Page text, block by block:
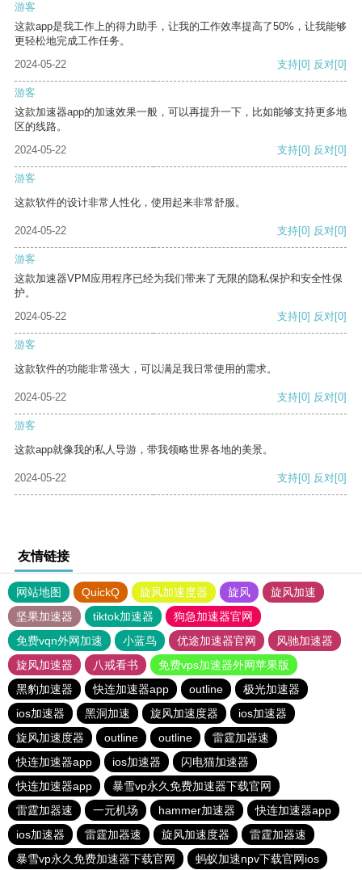
游客
这款app是我工作上的得力助手，让我的工作效率提高了50%，让我能够
更轻松地完成工作任务。
2024-05-22
支持[0] 反对[0]
游客
这款加速器app的加速效果一般，可以再提升一下，比如能够支持更多地
区的线路。
2024-05-22
支持[0] 反对[0]
游客
这款软件的设计非常人性化，使用起来非常舒服。
2024-05-22 支持[0] 反对[0]
游客
这款加速器VPM应用程序已经为我们带来了无限的隐私保护和安全性保
护。
2024-05-22
支持[0] 反对[0]
游客
这款软件的功能非常强大，可以满足我日常使用的需求。
2024-05-22 支持[0] 反对[0]
游客
这款app就像我的私人导游，带我领略世界各地的美景。
2024-05-22 支持[0] 反对[0]
友情链接
网站地图 QuickQ 旋风加速度器 旋风
旋风加速
坚果加速器
tiktok加速器
狗急加速器官网
免费vqn外网加速
小蓝鸟 优途加速器官网
风驰加速器
旋风加速器
八戒看书
免费vps加速器外网苹果版
黑豹加速器
快连加速器app outline
极光加速器
ios加速器
黑洞加速 旋风加速度器
ios加速器
旋风加速度器
outline outline
雷霆加器速
快连加速器app
ios加速器
闪电猫加速器
快连加速器app
暴雪vp永久免费加速器下载官网
雷霆加器速
一元机场 hammer加速器
快连加速器app
ios加速器
雷霆加器速 旋风加速度器
雷霆加器速
暴雪vp永久免费加速器下载官网
蚂蚁加速npv下载官网ios